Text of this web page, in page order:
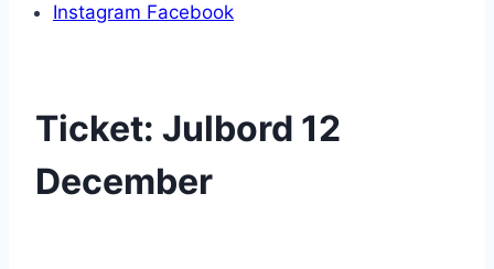
Instagram Facebook
Ticket: Julbord 12
December